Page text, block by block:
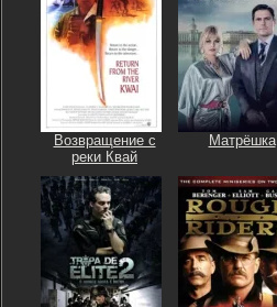
Возвращение с
реки Квай
Матрёшка